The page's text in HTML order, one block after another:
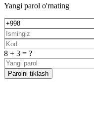
Yangi parol o'rnating
8 + 3 = ?
Parolni tiklash